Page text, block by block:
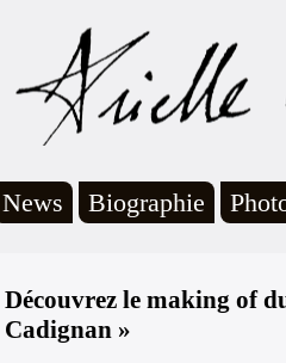
News Biographie
Découvrez le making of
Cadignan »